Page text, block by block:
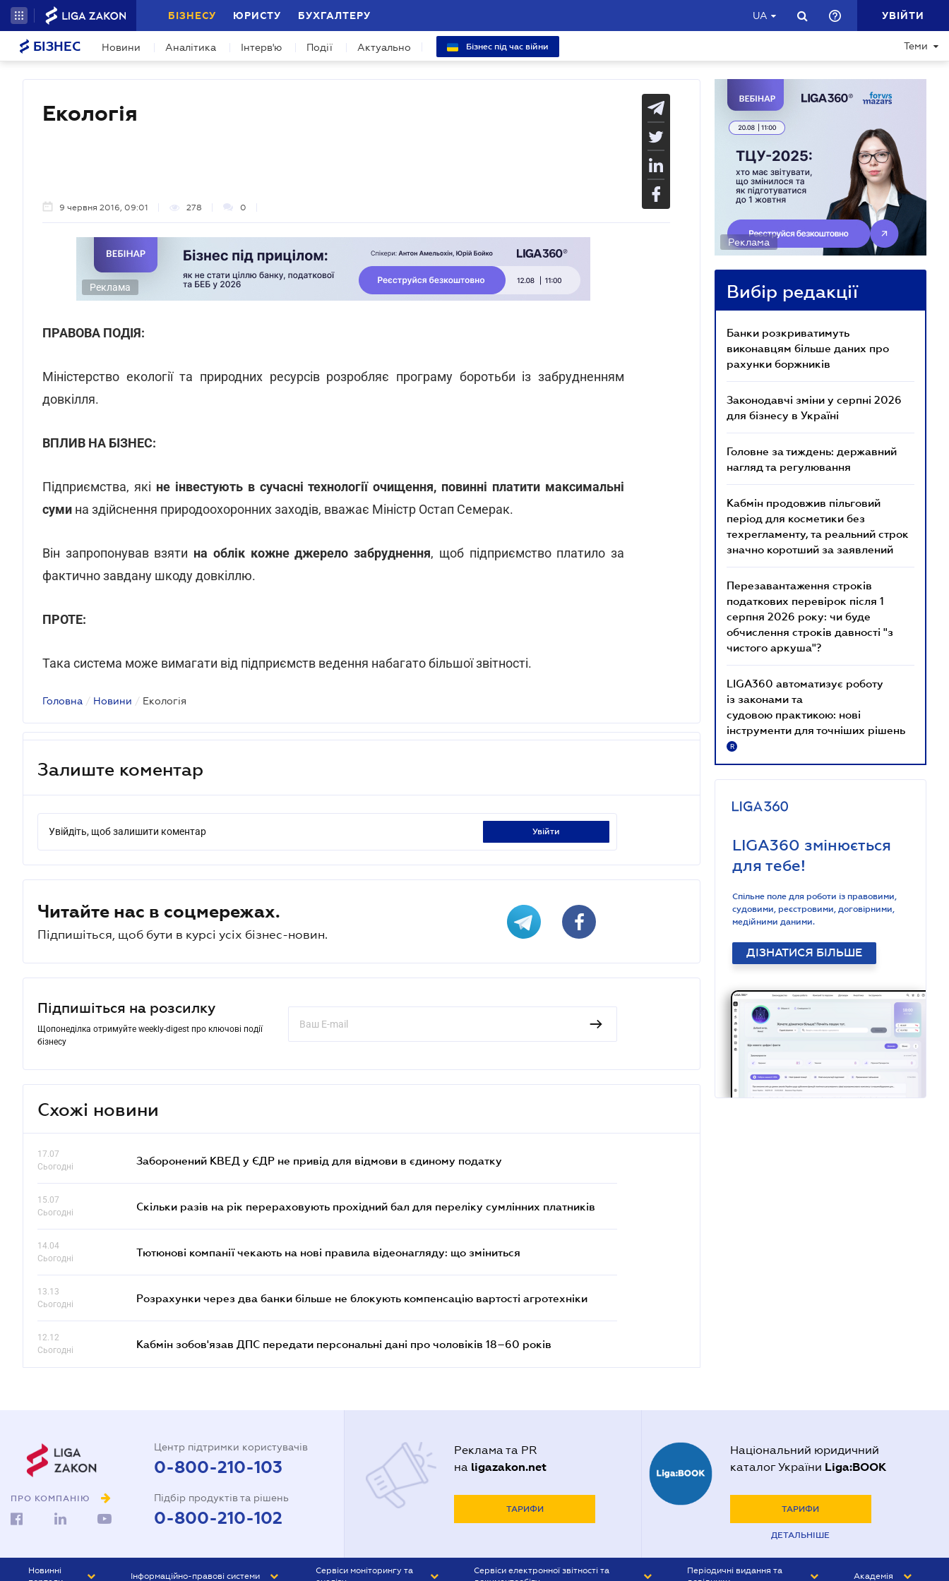
БІЗНЕСУ ЮРИСТУ БУХГАЛТЕРУ UA УВІЙТИ
БІЗНЕС Новини Аналітика Інтерв'ю Події Актуально Бізнес під час війни Теми
Екологія
9 червня 2016, 09:01 278 0
Реклама
ПРАВОВА ПОДІЯ:
Міністерство екології та природних ресурсів розробляє програму боротьби із забрудненням
довкілля.
ВПЛИВ НА БІЗНЕС:
Підприємства, які не інвестують в сучасні технології очищення, повинні платити максимальні
суми на здійснення природоохоронних заходів, вважає Міністр Остап Семерак.
Він запропонував взяти на облік кожне джерело забруднення, щоб підприємство платило за
фактично завдану шкоду довкіллю.
ПРОТЕ:
Така система може вимагати від підприємств ведення набагато більшої звітності.
Головна / Новини / Екологія
Залиште коментар
Увійдіть, щоб залишити коментар увійти
Читайте нас в соцмережах.
Підпишіться, щоб бути в курсі усіх бізнес-новин.
Підпишіться на розсилку
Щопонеділка отримуйте weekly-digest про ключові події
бізнесу
Схожі новини
17.07
Сьогодні
Заборонений КВЕД у ЄДР не привід для відмови в єдиному податку
15.07
Сьогодні
Скільки разів на рік перераховують прохідний бал для переліку сумлінних платників
14.04
Сьогодні
Тютюнові компанії чекають на нові правила відеонагляду: що зміниться
13.13
Сьогодні
Розрахунки через два банки більше не блокують компенсацію вартості агротехніки
12.12
Сьогодні
Кабмін зобов'язав ДПС передати персональні дані про чоловіків 18–60 років
Реклама
Вибір редакції
Банки розкриватимуть
виконавцям більше даних про
рахунки боржників
Законодавчі зміни у серпні 2026
для бізнесу в Україні
Головне за тиждень: державний
нагляд та регулювання
Кабмін продовжив пільговий
період для косметики без
техрегламенту, та реальний строк
значно коротший за заявлений
Перезавантаження строків
податкових перевірок після 1
серпня 2026 року: чи буде
обчислення строків давності "з
чистого аркуша"?
LIGA360 автоматизує роботу
із законами та
судовою практикою: нові
інструменти для точніших рішень
R
LIGA360 змінюється
для тебе!
Спільне поле для роботи із правовими,
судовими, реєстровими, договірними,
медійними даними.
ДІЗНАТИСЯ БІЛЬШЕ
ПРО КОМПАНІЮ
Центр підтримки користувачів
0-800-210-103
Підбір продуктів та рішень
0-800-210-102
Реклама та PR
на ligazakon.net
ТАРИФИ
Національний юридичний
каталог України Liga:BOOK
ТАРИФИ
ДЕТАЛЬНІШЕ
Новинні
Інформаційно-правові системи
Сервіси моніторингу та
Сервіси електронної звітності та
Періодичні видання та
Академія